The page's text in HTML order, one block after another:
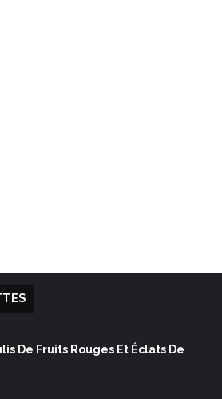
De Fruits Rouges Et Éclats De